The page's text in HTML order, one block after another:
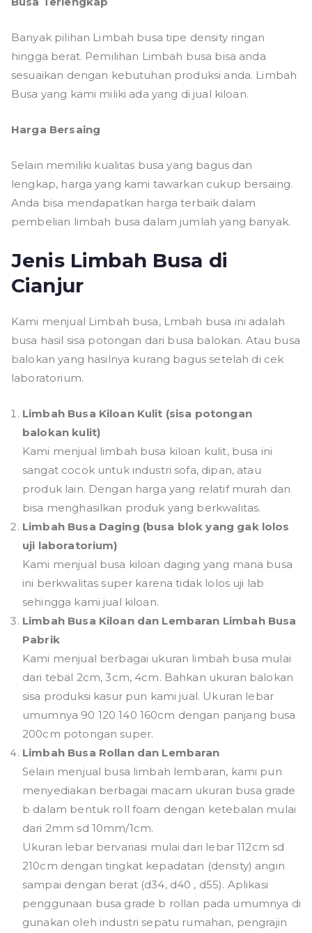
Banyak pilihan Limbah busa tipe density ringan
hingga berat. Pemilihan Limbah busa bisa anda
sesuaikan dengan kebutuhan produksi anda. Limbah
Busa yang kami miliki ada yang di jual kiloan.
Harga Bersaing
Selain memiliki kualitas busa yang bagus dan
lengkap, harga yang kami tawarkan cukup bersaing.
Anda bisa mendapatkan harga terbaik dalam
pembelian limbah busa dalam jumlah yang banyak.
Jenis Limbah Busa di
Cianjur
Kami menjual Limbah busa, Lmbah busa ini adalah
busa hasil sisa potongan dari busa balokan. Atau busa
balokan yang hasilnya kurang bagus setelah di cek
laboratorium.
Limbah Busa Kiloan Kulit (sisa potongan
balokan kulit)
Kami menjual limbah busa kiloan kulit, busa ini
sangat cocok untuk industri sofa, dipan, atau
produk lain. Dengan harga yang relatif murah dan
bisa menghasilkan produk yang berkwalitas.
Limbah Busa Daging (busa blok yang gak lolos
uji laboratorium)
Kami menjual busa kiloan daging yang mana busa
ini berkwalitas super karena tidak lolos uji lab
sehingga kami jual kiloan.
Limbah Busa Kiloan dan Lembaran Limbah Busa
Pabrik
Kami menjual berbagai ukuran limbah busa mulai
dari tebal 2cm, 3cm, 4cm. Bahkan ukuran balokan
sisa produksi kasur pun kami jual. Ukuran lebar
umumnya 90 120 140 160cm dengan panjang busa
200cm potongan super.
Limbah Busa Rollan dan Lembaran
Selain menjual busa limbah lembaran, kami pun
menyediakan berbagai macam ukuran busa grade
b dalam bentuk roll foam dengan ketebalan mulai
dari 2mm sd 10mm/1cm.
Ukuran lebar bervariasi mulai dari lebar 112cm sd
210cm dengan tingkat kepadatan (density) angin
sampai dengan berat (d34, d40 , d55). Aplikasi
penggunaan busa grade b rollan pada umumnya di
gunakan oleh industri sepatu rumahan, pengrajin